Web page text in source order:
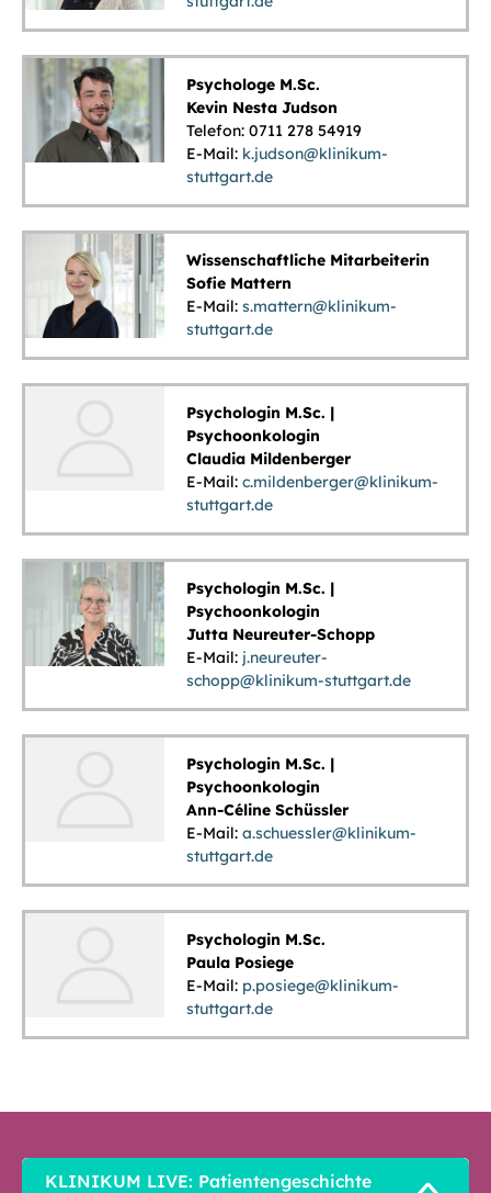
Psychologe M.Sc.
Kevin Nesta Judson
Telefon: 0711 278 54919
E-Mail: k.judson@klinikum-
stuttgart.de
Wissenschaftliche Mitarbeiterin
Sofie Mattern
E-Mail:s.mattern@klinikum-
stuttgart.de
Psychologin M.Sc. |
Psychoonkologin
Claudia Mildenberger
E-Mail:c.mildenberger@klinikum-
stuttgart.de
Psychologin M.Sc. |
Psychoonkologin
Jutta Neureuter-Schopp
E-Mail: j.neureuter-
schopp@klinikum-stuttgart.de
Psychologin M.Sc. |
Psychoonkologin
Ann-Céline Schüssler
E-Mail:a.schuessler@klinikum-
stuttgart.de
Psychologin M.Sc.
Paula Posiege
E-Mail: p.posiege@klinikum-
stuttgart.de
KLINIKUM LIVE: Patientengeschichte